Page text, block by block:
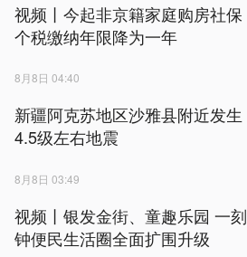
视频丨今起非京籍家庭购房社保
个税缴纳年限降为一年
8月8日 04:40
新疆阿克苏地区沙雅县附近发生
4.5级左右地震
8月8日 03:49
视频丨银发金街、童趣乐园 一刻
钟便民生活圈全面扩围升级